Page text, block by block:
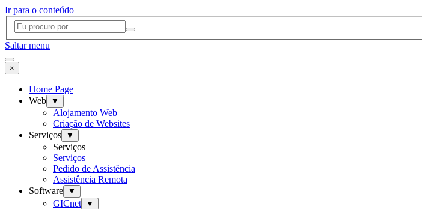
Ir para o conteúdo
Saltar menu
×
Home Page
Web
▼
Alojamento Web
Criação de Websites
Serviços
▼
Serviços
Serviços
Pedido de Assistência
Assistência Remota
Software
▼
GICnet ▼